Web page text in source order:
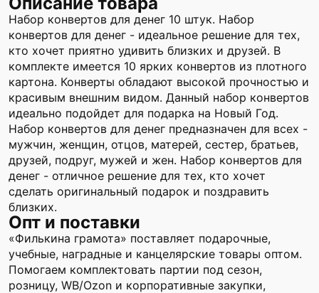
Набор конвертов для денег 10 штук. Набор
конвертов для денег - идеальное решение для тех,
кто хочет приятно удивить близких и друзей. В
комплекте имеется 10 ярких конвертов из плотного
картона. Конверты обладают высокой прочностью и
красивым внешним видом. Данный набор конвертов
идеально подойдет для подарка на Новый Год.
Набор конвертов для денег предназначен для всех -
мужчин, женщин, отцов, матерей, сестер, братьев,
друзей, подруг, мужей и жен. Набор конвертов для
денег - отличное решение для тех, кто хочет
сделать оригинальный подарок и поздравить
близких.
Опт и поставки
«Филькина грамота» поставляет подарочные,
учебные, наградные и канцелярские товары оптом.
Помогаем комплектовать партии под сезон,
розницу, WB/Ozon и корпоративные закупки,